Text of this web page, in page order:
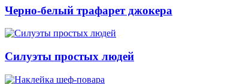
Черно-белый трафарет джокера
Силуэты простых людей